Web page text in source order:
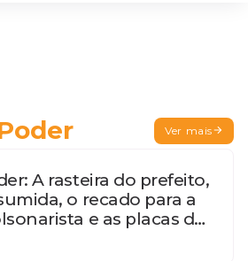
Ver mais
A rasteira do prefeito,
o recado para a
e as placas da